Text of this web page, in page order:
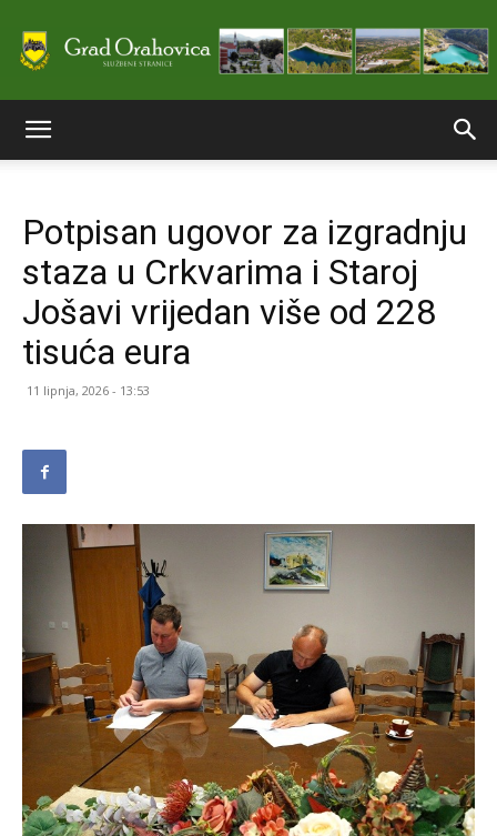
stranice
Grada
Potpisan ugovor za izgradnju
staza u Crkvarima i Staroj
Jošavi vrijedan više od 228
tisuća eura
11 lipnja, 2026 - 13:53